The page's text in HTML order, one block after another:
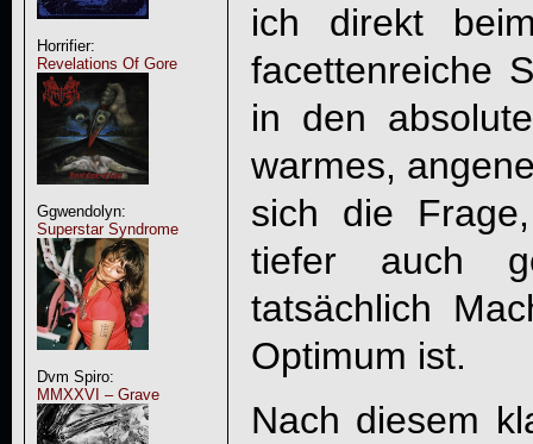
Horrifier:
Revelations Of Gore
Ggwendolyn:
Superstar Syndrome
Dvm Spiro:
MMXXVI – Grave
ich direkt
facettenreiche
in den
warmes,
sich die
tiefer auch
tatsächlich
Optimum ist.
Nach diesem